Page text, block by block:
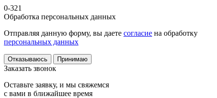
0-321
Обработка персональных данных
Отправляя данную форму, вы даете согласие на обработку
персональных данных
Отказываюсь Принимаю
Заказать звонок
Оставьте заявку, и мы свяжемся
с вами в ближайшее время